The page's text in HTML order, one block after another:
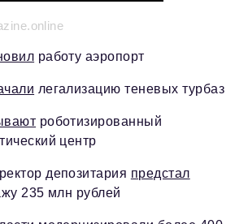
работу аэропорт
легализацию теневых турбаз
роботизированный
центр
депозитария предстал
235 млн рублей